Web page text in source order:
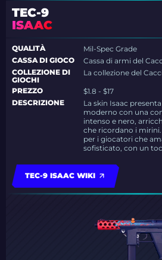
TEC-9
ISAAC
QUALITÀ
Mil-Spec Grade
CASSA DI GIOCO
Cassa di armi del
COLLEZIONE DI
GIOCHI
La collezione del
PREZZO
$1.8 - $17
DESCRIZIONE
La skin Isaac
moderno con una
intenso e nero,
che ricordano i
per i giocatori che
sofisticato, con un
TEC-9 ISAAC WIKI